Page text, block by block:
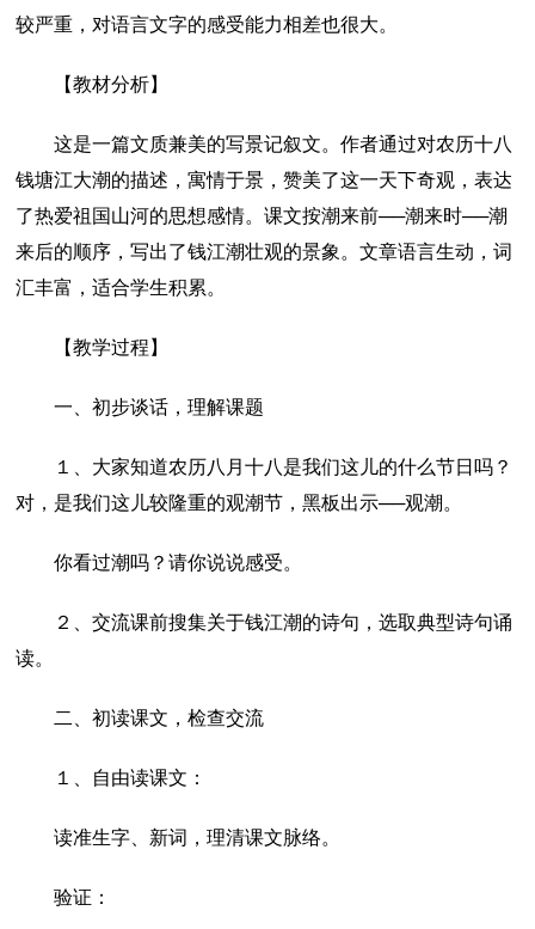
较严重，对语言文字的感受能力相差也很大。
【教材分析】
这是一篇文质兼美的写景记叙文。作者通过对农历十八
钱塘江大潮的描述，寓情于景，赞美了这一天下奇观，表达
了热爱祖国山河的思想感情。课文按潮来前──潮来时──潮
来后的顺序，写出了钱江潮壮观的景象。文章语言生动，词
汇丰富，适合学生积累。
【教学过程】
一、初步谈话，理解课题
１、大家知道农历八月十八是我们这儿的什么节日吗？
对，是我们这儿较隆重的观潮节，黑板出示──观潮。
你看过潮吗？请你说说感受。
２、交流课前搜集关于钱江潮的诗句，选取典型诗句诵
读。
二、初读课文，检查交流
１、自由读课文：
读准生字、新词，理清课文脉络。
验证：